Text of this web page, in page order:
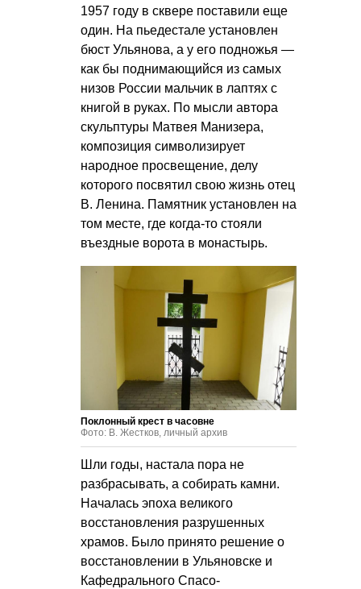
1957 году в сквере поставили еще
один. На пьедестале установлен
бюст Ульянова, а у его подножья —
как бы поднимающийся из самых
низов России мальчик в лаптях с
книгой в руках. По мысли автора
скульптуры Матвея Манизера,
композиция символизирует
народное просвещение, делу
которого посвятил свою жизнь отец
В. Ленина. Памятник установлен на
том месте, где когда-то стояли
въездные ворота в монастырь.
Поклонный крест в часовне
Фото: В. Жестков, личный архив
Шли годы, настала пора не
разбрасывать, а собирать камни.
Началась эпоха великого
восстановления разрушенных
храмов. Было принято решение о
восстановлении в Ульяновске и
Кафедрального Спасо-